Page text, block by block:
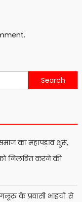
का महापड़ाव शुरू,
निलंबित करने की
के प्रवासी भाइयों से